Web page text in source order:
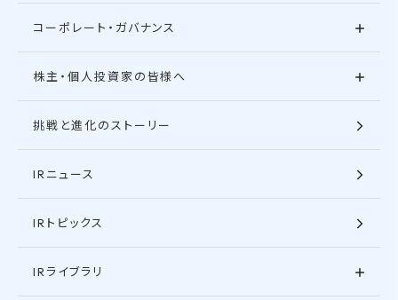
コーポレート・ガバナンス
株主・個人投資家の皆様へ
挑戦と進化のストーリー
IRニュース
IRトピックス
IRライブラリ